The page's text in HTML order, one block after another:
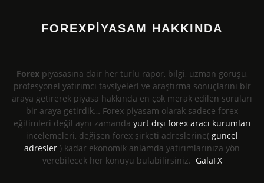
FOREXPİYASAM HAKKINDA
Forexpiyasasına dair her türlü rapor, bilgi, uzman görüşü,
profesyonel yatırımcı tavsiyeleri ve araştırma sonuçlarını bir
araya getirerek piyasa hakkında en çok merak edilen soruları
bir araya getirdik… Forex piyasam olarak sadece forex
eğitimleri değil aynı zamanda yurt dışı forex aracı kurumları
incelemeleri, değişen forex şirketi adreslerine( güncel
adresler ) kadar ekonomik anlamda yatırımlarınıza yön
verebilecek her konuyu bulabilirsiniz. GalaFX